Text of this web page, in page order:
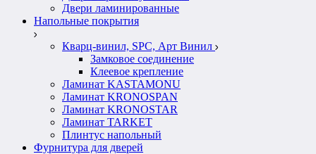
Двери ламинированные
Напольные покрытия
Кварц-винил, SPC, Арт Винил
Замковое соединение
Клеевое крепление
Ламинат KASTAMONU
Ламинат KRONOSPAN
Ламинат KRONOSTAR
Ламинат TARKET
Плинтус напольный
Фурнитура для дверей